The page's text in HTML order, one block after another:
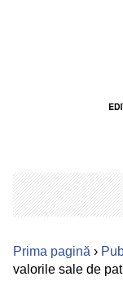
Prima pagină ›
valorile sale de